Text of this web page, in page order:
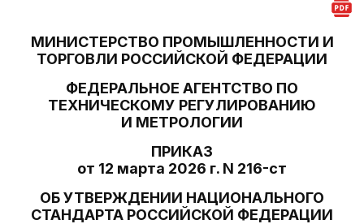
МИНИСТЕРСТВО ПРОМЫШЛЕННОСТИ И
ТОРГОВЛИ РОССИЙСКОЙ ФЕДЕРАЦИИ
ФЕДЕРАЛЬНОЕ АГЕНТСТВО ПО
ТЕХНИЧЕСКОМУ РЕГУЛИРОВАНИЮ
И МЕТРОЛОГИИ
ПРИКАЗ
от 12 марта 2026 г. N 216-ст
ОБ УТВЕРЖДЕНИИ НАЦИОНАЛЬНОГО
СТАНДАРТА РОССИЙСКОЙ ФЕДЕРАЦИИ